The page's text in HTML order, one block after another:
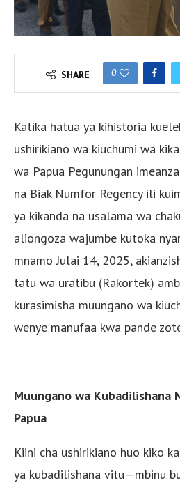
SHARE 0
Katika hatua ya kihistoria
ushirikiano wa kiuchumi wa
wa Papua Pegunungan
na Biak Numfor Regency ili
ya kikanda na usalama wa
aliongoza wajumbe kutoka
mnamo Julai 14, 2025,
tatu wa uratibu (Rakortek)
kurasimisha muungano wa
wenye manufaa kwa pande
Muungano wa Kubadilishana
Papua
Kiini cha ushirikiano huo kiko
ya kubadilishana vitu—mbinu